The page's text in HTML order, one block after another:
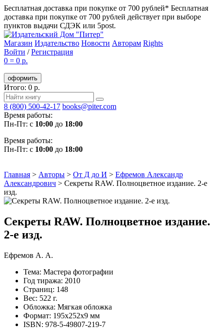
Бесплатная доставка при покупке от 700 рублей* Бесплатная
доставка при покупке от 700 рублей действует при выборе
пунктов выдачи СДЭК или 5post.
Магазин Издательство Новости Авторам Rights
Войти /Регистрация
0 = 0 р.
оформить
Итого: 0 р.
8 (800) 500-42-17 books@piter.com
Время работы:
Пн-Пт: с 10:00 до 18:00
Время работы:
Пн-Пт: с 10:00 до 18:00
Главная > Авторы > От Д до И > Ефремов Александр
Александрович > Секреты RAW. Полноцветное издание. 2-е
изд.
Секреты RAW. Полноцветное издание.
2-е изд.
Ефремов А. А.
Тема: Мастера фотографии
Год тиража: 2010
Страниц: 148
Вес: 522 г.
Обложка: Мягкая обложка
Формат: 195х252х9 мм
ISBN: 978-5-49807-219-7